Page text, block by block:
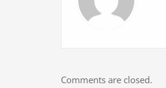
Comments are closed.